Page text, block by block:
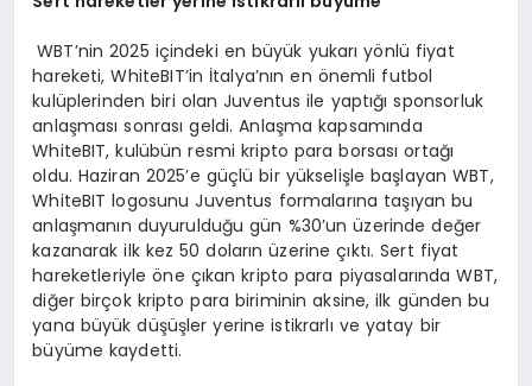
WBT’nin 2025 içindeki en büyük yukarı yönlü fiyat
hareketi, WhiteBIT’in İtalya’nın en önemli futbol
kulüplerinden biri olan Juventus ile yaptığı sponsorluk
anlaşması sonrası geldi. Anlaşma kapsamında
WhiteBIT, kulübün resmi kripto para borsası ortağı
oldu. Haziran 2025’e güçlü bir yükselişle başlayan WBT,
WhiteBIT logosunu Juventus formalarına taşıyan bu
anlaşmanın duyurulduğu gün %30’un üzerinde değer
kazanarak ilk kez 50 doların üzerine çıktı. Sert fiyat
hareketleriyle öne çıkan kripto para piyasalarında WBT,
diğer birçok kripto para biriminin aksine, ilk günden bu
yana büyük düşüşler yerine istikrarlı ve yatay bir
büyüme kaydetti.